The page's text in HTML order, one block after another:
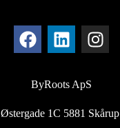
ByRoots ApS
Østergade 1C 5881 Skårup